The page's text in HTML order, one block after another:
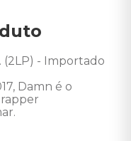
(2LP) - Importado
Damn é o